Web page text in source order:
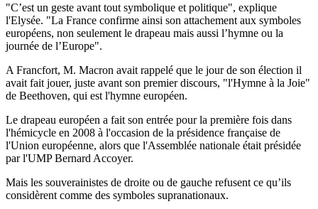
"C’est un geste avant tout symbolique et politique", explique
l'Elysée. "La France confirme ainsi son attachement aux symboles
européens, non seulement le drapeau mais aussi l’hymne ou la
journée de l’Europe".
A Francfort, M. Macron avait rappelé que le jour de son élection il
avait fait jouer, juste avant son premier discours, "l'Hymne à la Joie"
de Beethoven, qui est l'hymne européen.
Le drapeau européen a fait son entrée pour la première fois dans
l'hémicycle en 2008 à l'occasion de la présidence française de
l'Union européenne, alors que l'Assemblée nationale était présidée
par l'UMP Bernard Accoyer.
Mais les souverainistes de droite ou de gauche refusent ce qu’ils
considèrent comme des symboles supranationaux.